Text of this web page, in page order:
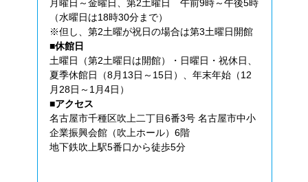
月曜日～金曜日、第2土曜日 午前9時～午後5時
（水曜日は18時30分まで）
※但し、第2土曜が祝日の場合は第3土曜日開館
■休館日
土曜日（第2土曜日は開館）・日曜日・祝休日、
夏季休館日（8月13日～15日）、年末年始（12
月28日～1月4日）
■アクセス
名古屋市千種区吹上二丁目6番3号 名古屋市中小
企業振興会館（吹上ホール）6階
地下鉄吹上駅5番口から徒歩5分